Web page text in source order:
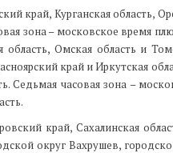
край, Курганская область,
зона – московское время
Омская область и
край и Иркутская
Седьмая часовая зона –
край, Сахалинская
округ Вахрушев,